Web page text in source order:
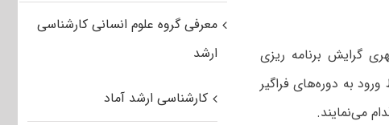
گرایش برنامه ریزی
به دوره‌های فراگیر
می‌نمایند.
معرفی گروه علوم انسانی کارشناسی
ارشد
کارشناسی ارشد آماد